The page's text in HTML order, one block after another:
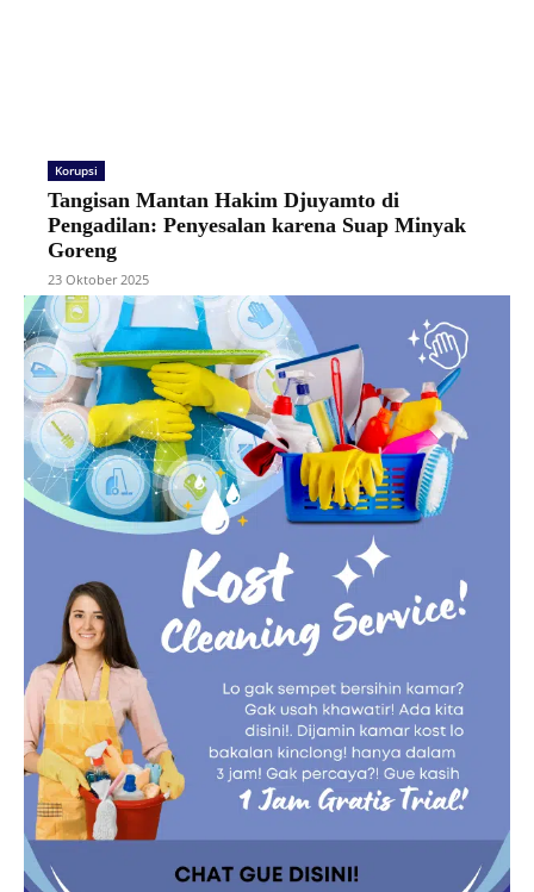
Korupsi
Tangisan Mantan Hakim Djuyamto di
Pengadilan: Penyesalan karena Suap Minyak
Goreng
23 Oktober 2025